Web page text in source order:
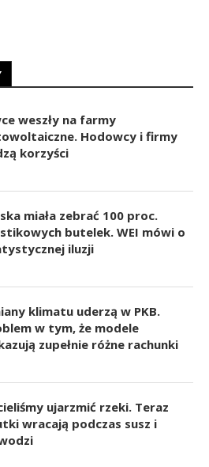
weszły na farmy
Hodowcy i firmy
korzyści
miała zebrać 100 proc.
butelek. WEI mówi o
iluzji
klimatu uderzą w PKB.
w tym, że modele
zupełnie różne rachunki
ujarzmić rzeki. Teraz
wracają podczas susz i